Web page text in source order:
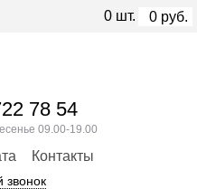
78 54
09.00-19.00
Контакты
звонок
0 шт. 0 руб.